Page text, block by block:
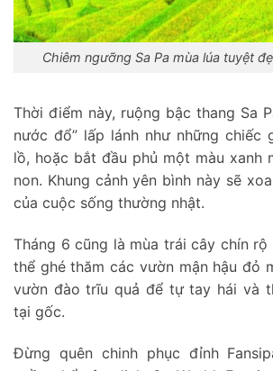
Chiêm ngưỡng Sa Pa mùa lúa tuyệt
Thời điểm này, ruộng bậc thang Sa
nước đổ” lấp lánh như những chiếc
lồ, hoặc bắt đầu phủ một màu xanh
non. Khung cảnh yên bình này sẽ
của cuộc sống thường nhật.
Tháng 6 cũng là mùa trái cây chín rộ
thể ghé thăm các vườn mận hậu đỏ
vườn đào trĩu quả để tự tay hái và
tại gốc.
Đừng quên chinh phục đỉnh